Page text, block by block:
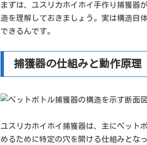
まずは、ユスリカホイホイ手作り捕獲器
造を理解しておきましょう。実は構造自
できるんです。
捕獲器の仕組みと動作原理
ユスリカホイホイ捕獲器は、主にペット
めるために特定の穴を開ける仕組みとな